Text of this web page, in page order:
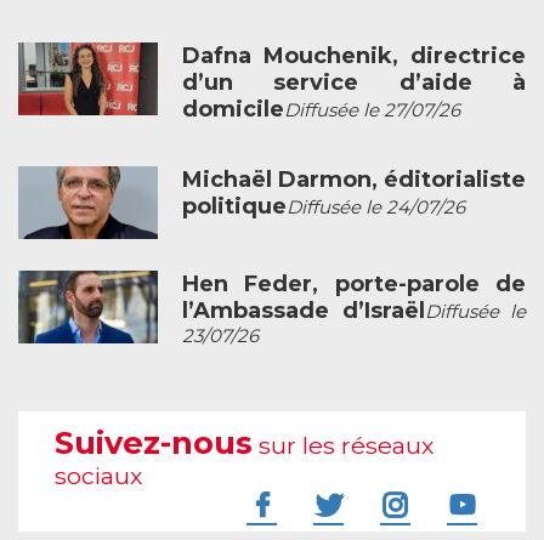
Dafna Mouchenik, directrice
d’un service d’aide à
domicileDiffusée le 27/07/26
Michaël Darmon, éditorialiste
politiqueDiffusée le 24/07/26
Hen Feder, porte-parole de
l’Ambassade d’Israël Diffusée le
23/07/26
Suivez-nous sur les réseaux
sociaux